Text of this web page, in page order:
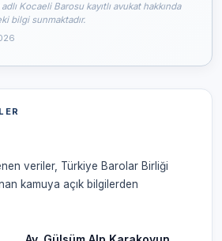
Kocaeli Barosu kayıtlı avukat hakkında
bilgi sunmaktadır.
veriler, Türkiye Barolar Birliği
kamuya açık bilgilerden